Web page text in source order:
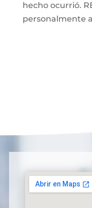
hecho ocurrió.
personalmente